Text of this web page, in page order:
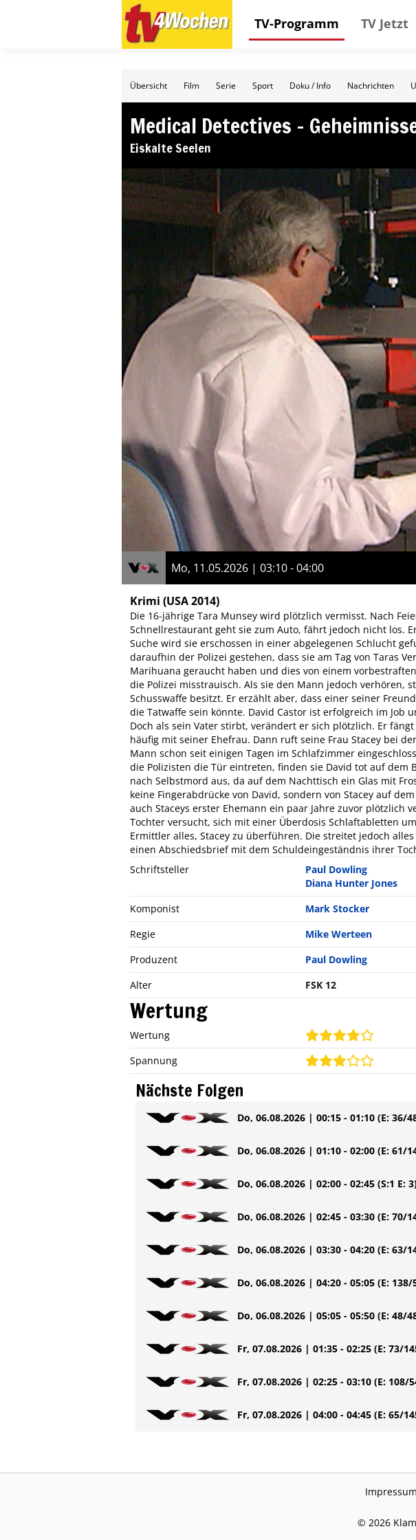
TV-Programm TV Jetzt
Übersicht Film Serie Sport Doku / Info Nachrichten
Medical Detectives –
Eiskalte Seelen
Mo, 11.05.2026 | 03:10 - 04:00
Krimi (USA 2014)
Die 16-jährige Tara Munsey wird plötzlich vermisst. Nach
Schnellrestaurant geht sie zum Auto, fährt jedoch nicht los.
Suche wird sie erschossen in einer abgelegenen Schlucht
daraufhin der Polizei gestehen, dass sie am Tag von Taras
Marihuana geraucht haben und dies von einem
die Polizei misstrauisch. Als sie den Mann jedoch verhören,
Schusswaffe besitzt. Er erzählt aber, dass einer seiner
die Tatwaffe sein könnte. David Castor ist erfolgreich im Job
Doch als sein Vater stirbt, verändert er sich plötzlich. Er
häufig mit seiner Ehefrau. Dann ruft seine Frau Stacey bei
Mann schon seit einigen Tagen im Schlafzimmer
die Polizisten die Tür eintreten, finden sie David tot auf dem
nach Selbstmord aus, da auf dem Nachttisch ein Glas mit
keine Fingerabdrücke von David, sondern von Stacey auf
auch Staceys erster Ehemann ein paar Jahre zuvor plötzlich
Tochter versucht, sich mit einer Überdosis Schlaftabletten
Ermittler alles, Stacey zu überführen. Die streitet jedoch
einen Abschiedsbrief mit dem Schuldeingeständnis ihrer
Schriftsteller
Paul Dowling
Diana Hunter Jones
Komponist
Mark Stocker
Regie
Mike Werteen
Produzent
Paul Dowling
Alter
FSK 12
Wertung
Wertung
Spannung
Nächste Folgen
Do, 06.08.2026 | 00:15 - 01:10 (E: 36/
Do, 06.08.2026 | 01:10 - 02:00 (E: 61/
Do, 06.08.2026 | 02:00 - 02:45 (S:1 E:
Do, 06.08.2026 | 02:45 - 03:30 (E: 70/
Do, 06.08.2026 | 03:30 - 04:20 (E: 63/
Do, 06.08.2026 | 04:20 - 05:05 (E: 138/
Do, 06.08.2026 | 05:05 - 05:50 (E: 48/
Fr, 07.08.2026 | 01:35 - 02:25 (E: 73/
Fr, 07.08.2026 | 02:25 - 03:10 (E: 108/
Fr, 07.08.2026 | 04:00 - 04:45 (E: 65/
Impressum
© 2026